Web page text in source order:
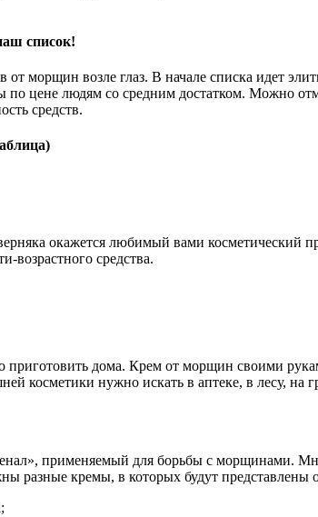
список!
морщин возле глаз. В начале списка идет
цене людям со средним достатком. Можно
средств.
окажется любимый вами косметический
возрастного средства.
приготовить дома. Крем от морщин своими
косметики нужно искать в аптеке, в лесу,
применяемый для борьбы с морщинами.
разные кремы, в которых будут представлены